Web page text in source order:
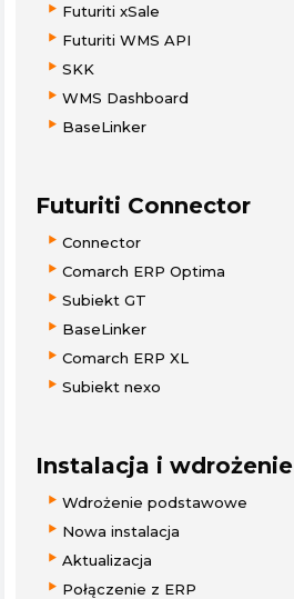
Futuriti xSale
Futuriti WMS API
SKK
WMS Dashboard
BaseLinker
Futuriti Connector
Connector
Comarch ERP Optima
Subiekt GT
BaseLinker
Comarch ERP XL
Subiekt nexo
Instalacja i wdrożenie
Wdrożenie podstawowe
Nowa instalacja
Aktualizacja
Połączenie z ERP